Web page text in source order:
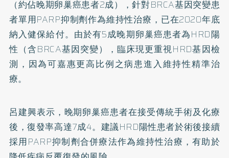
（約佔晚期卵巢癌患者2成），針對BRCA基因突變患
者單用PARP抑制劑作為維持性治療，已在2020年底
納入健保給付。由於有5成晚期卵巢癌患者為HRD陽
性（含BRCA基因突變），臨床現更重視HRD基因檢
測，因為可嘉惠更高比例之病患進入維持性精準治
療。
呂建興表示，晚期卵巢癌患者在接受傳統手術及化療
後，復發率高達7成4。建議HRD陽性患者於術後接續
採用PARP抑制劑合併療法作為維持性治療，有助於